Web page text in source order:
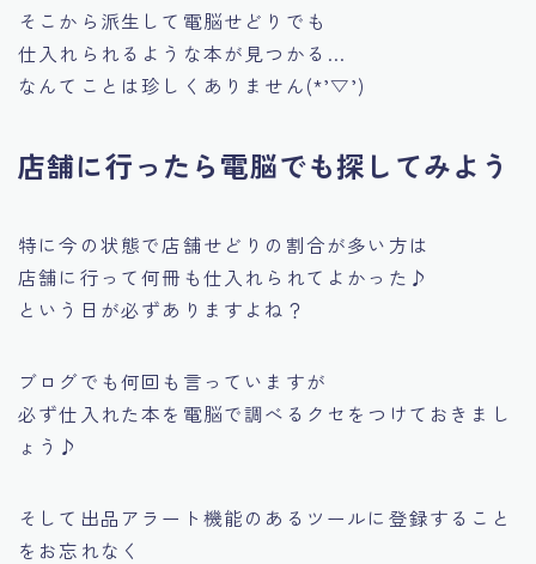
そこから派生して電脳せどりでも
仕入れられるような本が見つかる…
なんてことは珍しくありません(*’▽’)
店舗に行ったら電脳でも探してみよう
特に今の状態で店舗せどりの割合が多い方は
店舗に行って何冊も仕入れられてよかった♪
という日が必ずありますよね？
ブログでも何回も言っていますが
必ず仕入れた本を電脳で調べるクセをつけておきまし
ょう♪
そして出品アラート機能のあるツールに登録すること
をお忘れなく